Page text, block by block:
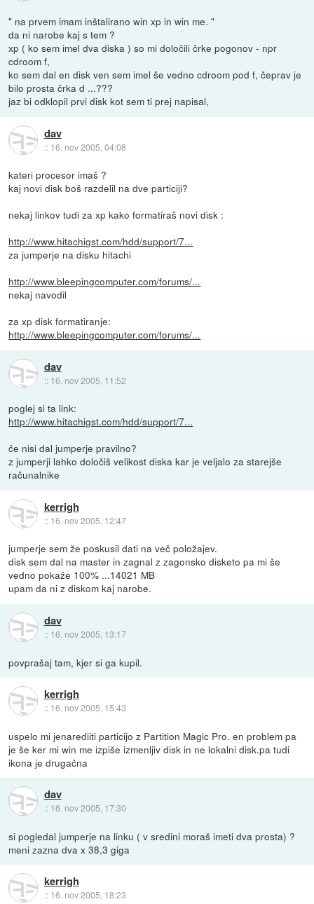
" na prvem imam inštalirano win xp in win me. "
da ni narobe kaj s tem ?
xp ( ko sem imel dva diska ) so mi določili črke pogonov - npr
cdroom f,
ko sem dal en disk ven sem imel še vedno cdroom pod f, čeprav je
bilo prosta črka d ...???
jaz bi odklopil prvi disk kot sem ti prej napisal,
dav
:: 16. nov 2005, 04:08
kateri procesor imaš ?
kaj novi disk boš razdelil na dve particiji?
nekaj linkov tudi za xp kako formatiraš novi disk :
http://www.hitachigst.com/hdd/support/7...
za jumperje na disku hitachi
http://www.bleepingcomputer.com/forums/...
nekaj navodil
za xp disk formatiranje:
http://www.bleepingcomputer.com/forums/...
dav
:: 16. nov 2005, 11:52
poglej si ta link:
http://www.hitachigst.com/hdd/support/7...
če nisi dal jumperje pravilno?
z jumperji lahko določiš velikost diska kar je veljalo za starejše
računalnike
kerrigh
:: 16. nov 2005, 12:47
jumperje sem že poskusil dati na več položajev.
disk sem dal na master in zagnal z zagonsko disketo pa mi še
vedno pokaže 100% ...14021 MB
upam da ni z diskom kaj narobe.
dav
:: 16. nov 2005, 13:17
povprašaj tam, kjer si ga kupil.
kerrigh
:: 16. nov 2005, 15:43
uspelo mi jenarediiti particijo z Partition Magic Pro. en problem pa
je še ker mi win me izpiše izmenljiv disk in ne lokalni disk.pa tudi
ikona je drugačna
dav
:: 16. nov 2005, 17:30
si pogledal jumperje na linku ( v sredini moraš imeti dva prosta) ?
meni zazna dva x 38,3 giga
kerrigh
:: 16. nov 2005, 18:23